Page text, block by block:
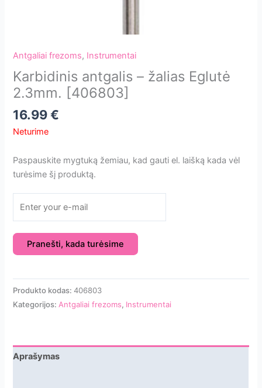
Antgaliai frezoms, Instrumentai
Karbidinis antgalis – žalias Eglutė
2.3mm. [406803]
16.99€
Neturime
Paspauskite mygtuką žemiau, kad gauti el. laišką kada vėl
turėsime šį produktą.
Pranešti, kada turėsime
Produkto kodas:406803
Kategorijos: Antgaliai frezoms, Instrumentai
Aprašymas